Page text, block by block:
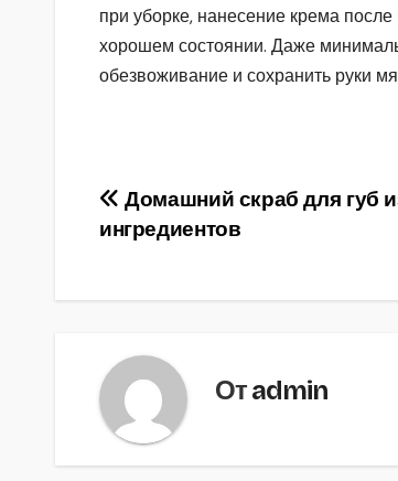
при уборке, нанесение крема
хорошем состоянии. Даже
обезвоживание и сохранить руки
Навигация
по
записям
Домашний скраб для губ
ингредиентов
Отadmin